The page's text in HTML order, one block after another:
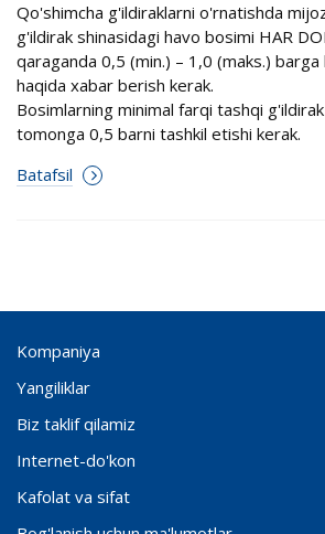
Qo'shimcha g'ildiraklarni o'rnatishda
g'ildirak shinasidagi havo bosimi HAR
qaraganda 0,5 (min.) – 1,0 (maks.)
haqida xabar berish kerak.
Bosimlarning minimal farqi tashqi
tomonga 0,5 barni tashkil etishi kerak.
Batafsil
Kompaniya
Yangiliklar
Biz taklif qilamiz
Internet-do'kon
Kafolat va sifat